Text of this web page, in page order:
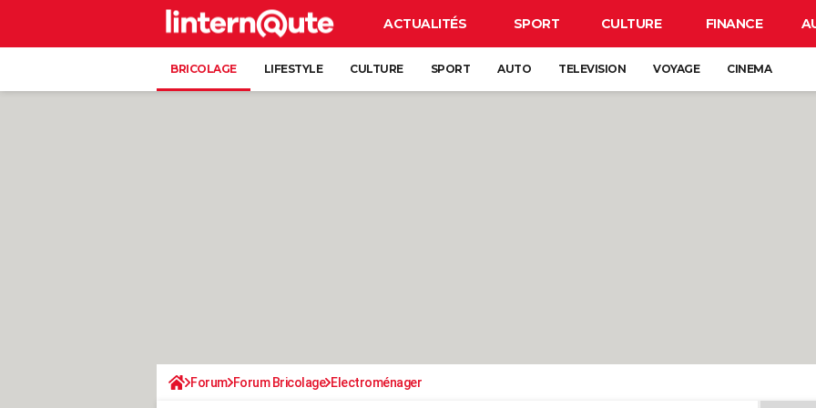
ACTUALITÉS SPORT CULTURE FINANCE
BRICOLAGE LIFESTYLE CULTURE SPORT AUTO TELEVISION VOYAGE CINEMA
Forum Forum Bricolage Electroménager